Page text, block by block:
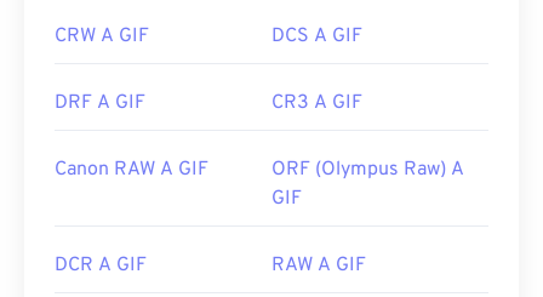
CRW A GIF DCS A GIF
DRF A GIF CR3 A GIF
Canon RAW A GIF
ORF (Olympus Raw) A
GIF
DCR A GIF RAW A GIF